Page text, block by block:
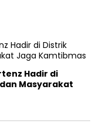
Hadir di
Masyarakat